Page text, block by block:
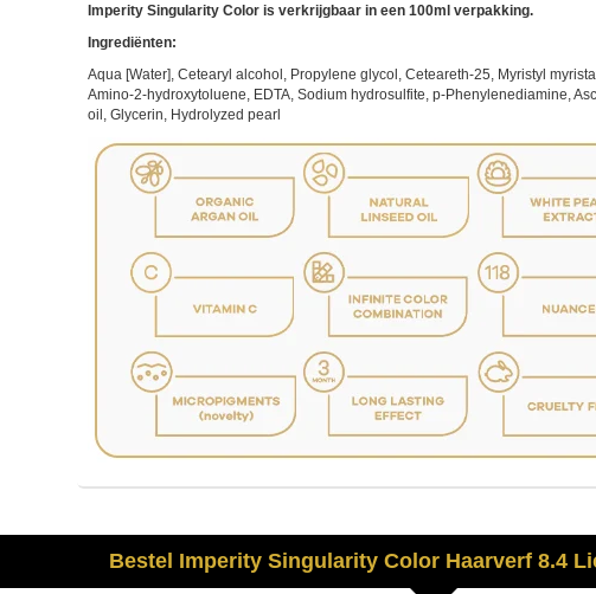
Imperity Singularity Color is verkrijgbaar in een 100ml verpakking.
Ingrediënten:
Aqua [Water], Cetearyl alcohol, Propylene glycol, Ceteareth-25, Myristyl
Amino-2-hydroxytoluene, EDTA, Sodium hydrosulfite, p-Phenylenediamine,
oil, Glycerin, Hydrolyzed pearl
Bestel Imperity Singularity Color Haarverf 8.4